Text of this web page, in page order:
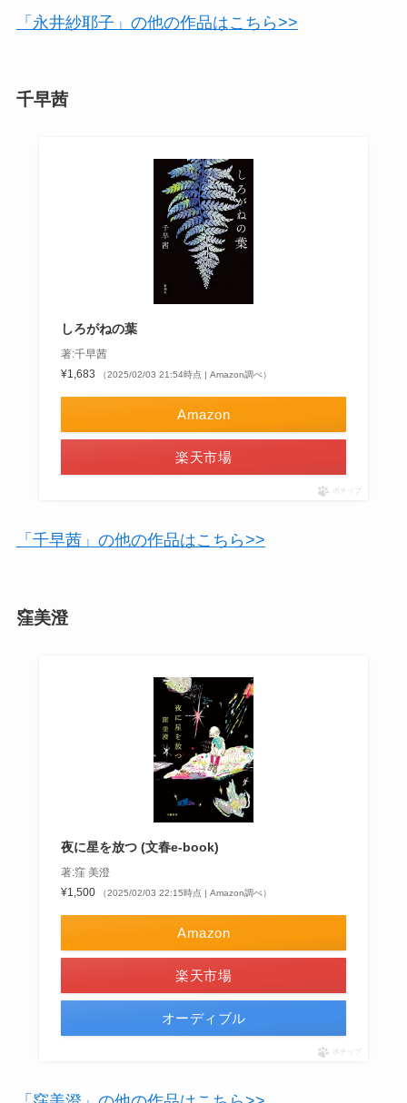
「永井紗耶子」の他の作品はこちら>>
千早茜
しろがねの葉
著:千早茜
¥1,683
（2025/02/03 21:54時点 | Amazon調べ）
Amazon
楽天市場
ポチップ
「千早茜」の他の作品はこちら>>
窪美澄
夜に星を放つ (文春e-book)
著:窪 美澄
¥1,500
（2025/02/03 22:15時点 | Amazon調べ）
Amazon
楽天市場
オーディブル
ポチップ